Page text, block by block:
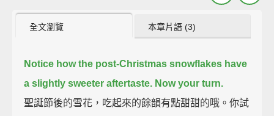
全文瀏覽 本章片語 (3)
Notice how the post-Christmas snowflakes have
a slightly sweeter aftertaste. Now your turn.
聖誕節後的雪花，吃起來的餘韻有點甜甜的哦。你試